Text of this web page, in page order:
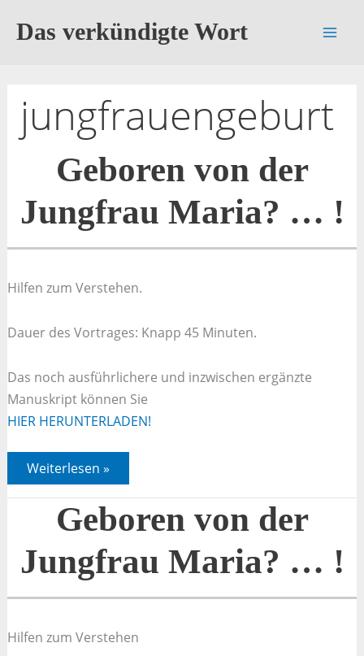
InhaltDas verkündigte Wort
jungfrauengeburt
Geboren von der
Jungfrau Maria? … !
Hilfen zum Verstehen.
Dauer des Vortrages: Knapp 45 Minuten.
Das noch ausführlichere und inzwischen ergänzte
Manuskript können Sie
HIER HERUNTERLADEN!
Geboren
von
der
Jungfrau
Maria?
Weiterlesen »
Geboren von der
Jungfrau Maria? … !
Hilfen zum Verstehen